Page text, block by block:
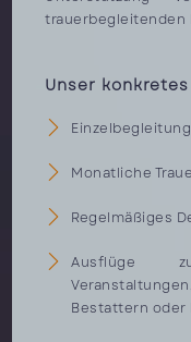
trauerbegleitenden
Unser
Einzelbegleitung
Monatliche
Regelmäßiges
Ausflüge
Bestattern oder